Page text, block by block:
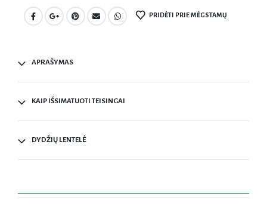
PRIDĖTI PRIE MĖGSTAMŲ
APRAŠYMAS
KAIP IŠSIMATUOTI TEISINGAI
DYDŽIŲ LENTELĖ